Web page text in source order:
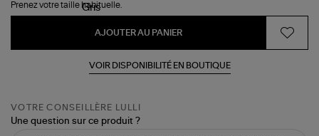
Prenez votre taille habituelle.
AJOUTER AU PANIER
VOIR DISPONIBILITÉ EN BOUTIQUE
VOTRE CONSEILLÈRE LULLI
Une question sur ce produit ?